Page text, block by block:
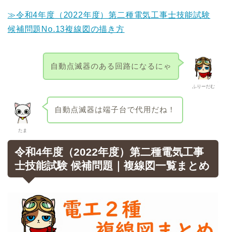
≫令和4年度（2022年度）第二種電気工事士技能試験
候補問題No.13複線図の描き方
ふりーだむ
自動点滅器のある回路になるにゃ
たま
自動点滅器は端子台で代用だね！
令和4年度（2022年度）第二種電気工事
士技能試験 候補問題｜複線図一覧まとめ